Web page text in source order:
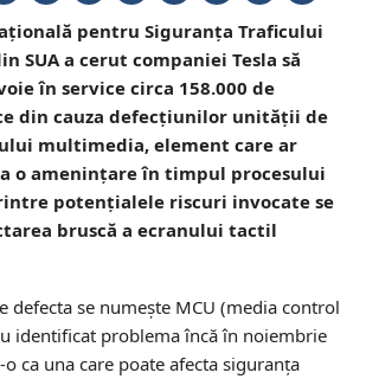
pentru Siguranța Traficului
SUA a cerut companiei Tesla să
în service circa 158.000 de
din cauza defecțiunilor unității de
multimedia, element care ar
o amenințare în timpul procesului
potențialele riscuri invocate se
bruscă a ecranului tactil
defecta se numește MCU (media control
identificat problema încă în noiembrie
ca una care poate afecta siguranța